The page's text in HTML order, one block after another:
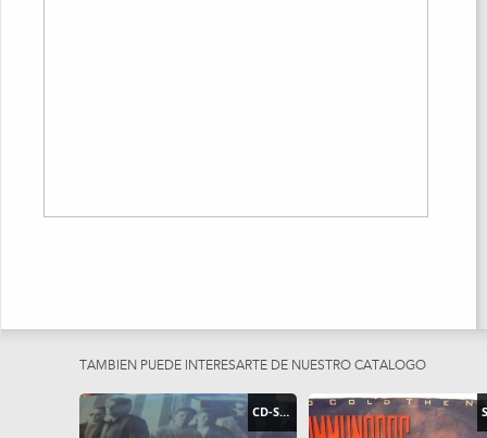
TAMBIEN PUEDE INTERESARTE DE NUESTRO CATÁLOGO
CD-SINGLE